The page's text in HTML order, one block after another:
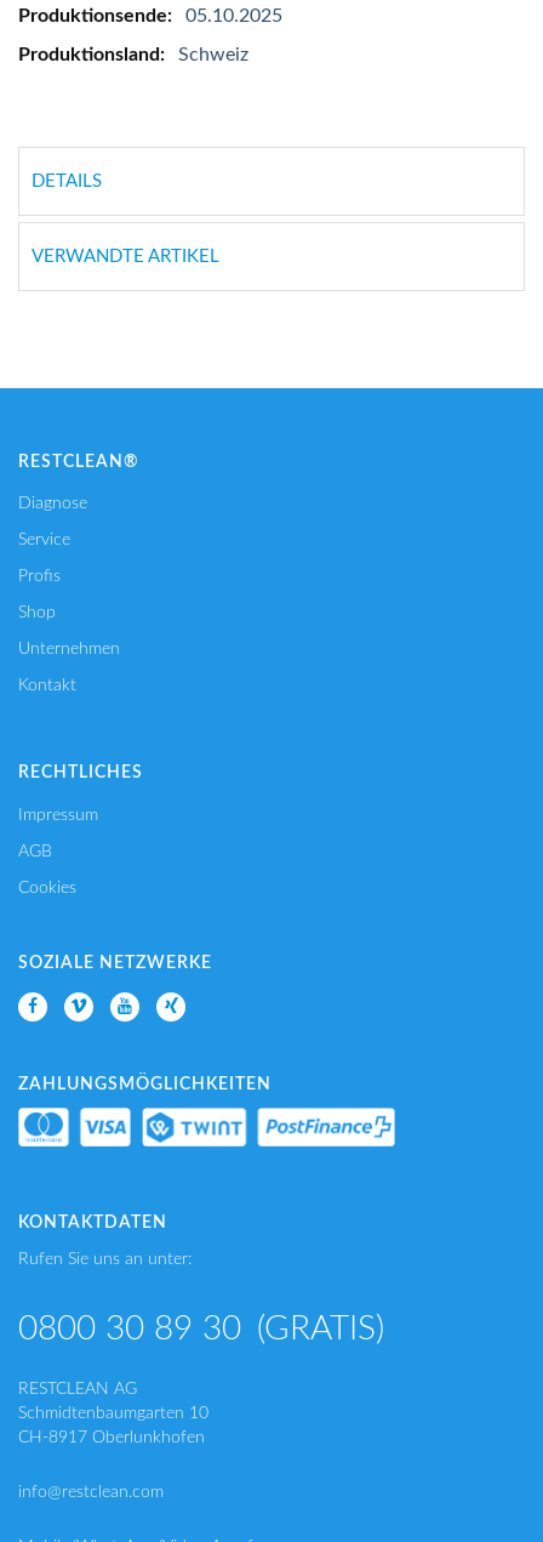
05.10.2025
Schweiz
DETAILS
VERWANDTE ARTIKEL
RESTCLEAN®
Diagnose
Service
Profis
Shop
Unternehmen
Kontakt
RECHTLICHES
Impressum
AGB
Cookies
SOZIALE NETZWERKE
ZAHLUNGSMÖGLICHKEITEN
KONTAKTDATEN
Rufen Sie uns an unter:
0800 30 89 30 (GRATIS)
RESTCLEAN AG
Schmidtenbaumgarten 10
CH-8917 Oberlunkhofen
info@restclean.com